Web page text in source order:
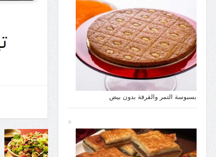
بسبوسة التمر والقرفة بدون بيض